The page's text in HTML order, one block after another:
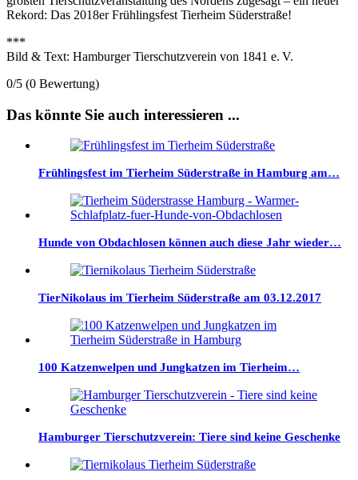
Rekord: Das 2018er Frühlingsfest Tierheim Süderstraße!
***
Bild & Text: Hamburger Tierschutzverein von 1841 e. V.
0/5 (0 Bewertung)
Das könnte Sie auch interessieren ...
Frühlingsfest im Tierheim Süderstraße in Hamburg am…
Hunde von Obdachlosen können auch diese Jahr wieder…
TierNikolaus im Tierheim Süderstraße am 03.12.2017
100 Katzenwelpen und Jungkatzen im Tierheim…
Hamburger Tierschutzverein: Tiere sind keine Geschenke